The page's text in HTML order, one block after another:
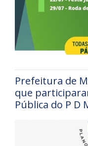
Prefeitura de
que
Pública do P D